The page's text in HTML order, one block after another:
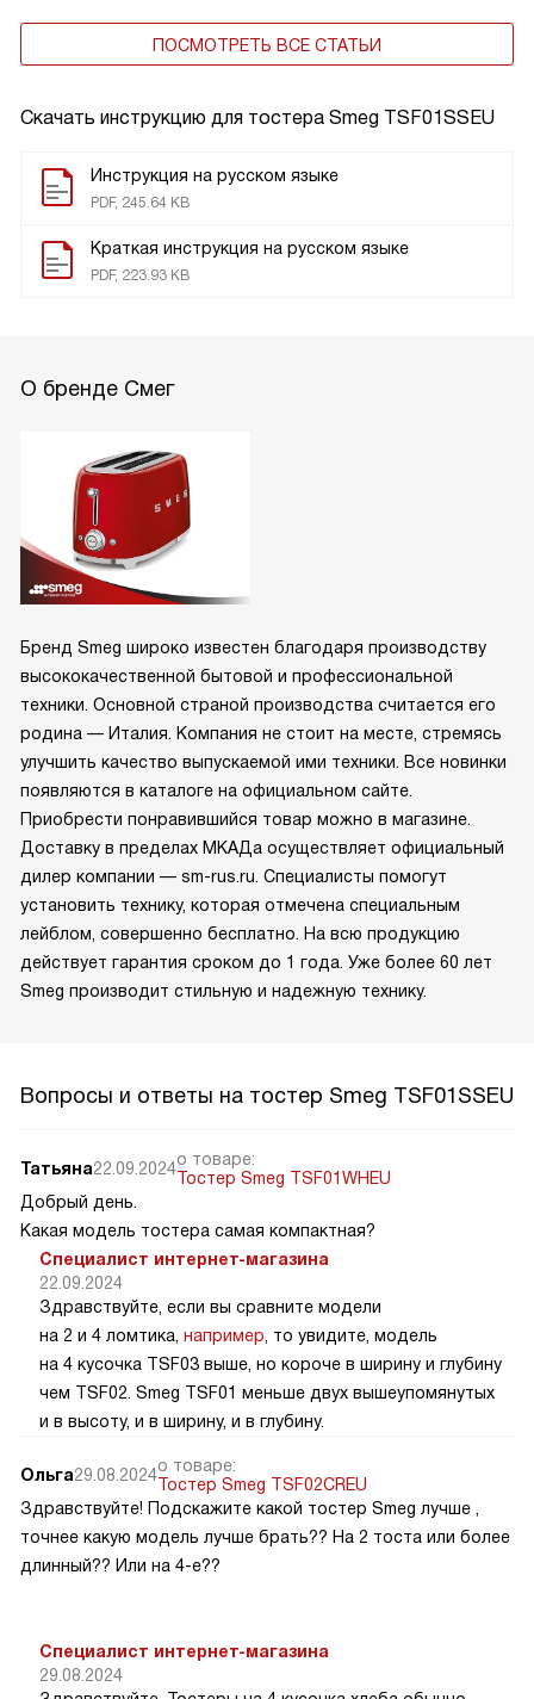
Скачать инструкцию для тостера Smeg TSF01SSEU
Инструкция на русском языке
PDF, 245.64 KB
Краткая инструкция на русском языке
PDF, 223.93 KB
ПОСМОТРЕТЬ ВСЕ СТАТЬИ
О бренде Смег
Бренд Smeg широко известен благодаря производству
высококачественной бытовой и профессиональной
техники. Основной страной производства считается его
родина — Италия. Компания не стоит на месте, стремясь
улучшить качество выпускаемой ими техники. Все новинки
появляются в каталоге на официальном сайте.
Приобрести понравившийся товар можно в магазине.
Доставку в пределах МКАДа осуществляет официальный
дилер компании — sm-rus.ru. Специалисты помогут
установить технику, которая отмечена специальным
лейблом, совершенно бесплатно. На всю продукцию
действует гарантия сроком до 1 года. Уже более 60 лет
Smeg производит стильную и надежную технику.
Вопросы и ответы на тостер Smeg TSF01SSEU
Татьяна22.09.2024о товаре:
Тостер Smeg TSF01WHEU
Добрый день.
Какая модель тостера самая компактная?
Специалист интернет-магазина
22.09.2024
Здравствуйте, если вы сравните модели
на 2 и 4 ломтика, например , то увидите, модель
на 4 кусочка TSF03 выше, но короче в ширину и глубину
чем TSF02. Smeg TSF01 меньше двух вышеупомянутых
и в высоту, и в ширину, и в глубину.
Ольга29.08.2024о товаре:
Тостер Smeg TSF02CREU
Здравствуйте! Подскажите какой тостер Smeg лучше ,
точнее какую модель лучше брать?? На 2 тоста или более
длинный?? Или на 4-е??
Специалист интернет-магазина
29.08.2024